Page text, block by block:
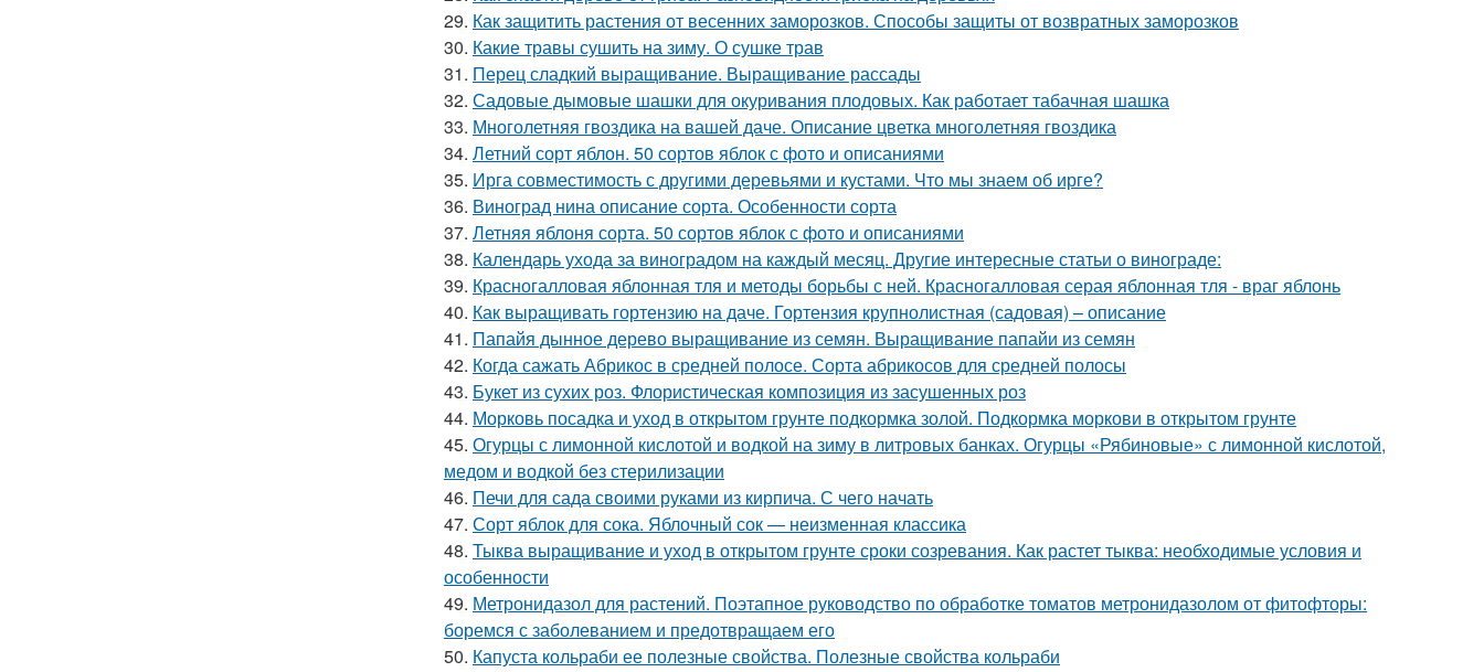
29. Как защитить растения от весенних заморозков. Способы защиты от возвратных заморозков
30. Какие травы сушить на зиму. О сушке трав
31. Перец сладкий выращивание. Выращивание рассады
32. Садовые дымовые шашки для окуривания плодовых. Как работает табачная шашка
33. Многолетняя гвоздика на вашей даче. Описание цветка многолетняя гвоздика
34. Летний сорт яблон. 50 сортов яблок с фото и описаниями
35. Ирга совместимость с другими деревьями и кустами. Что мы знаем об ирге?
36. Виноград нина описание сорта. Особенности сорта
37. Летняя яблоня сорта. 50 сортов яблок с фото и описаниями
38. Календарь ухода за виноградом на каждый месяц. Другие интересные статьи о винограде:
39. Красногалловая яблонная тля и методы борьбы с ней. Красногалловая серая яблонная тля - враг яблонь
40. Как выращивать гортензию на даче. Гортензия крупнолистная (садовая) – описание
41. Папайя дынное дерево выращивание из семян. Выращивание папайи из семян
42. Когда сажать Абрикос в средней полосе. Сорта абрикосов для средней полосы
43. Букет из сухих роз. Флористическая композиция из засушенных роз
44. Морковь посадка и уход в открытом грунте подкормка золой. Подкормка моркови в открытом грунте
45. Огурцы с лимонной кислотой и водкой на зиму в литровых банках. Огурцы «Рябиновые» с лимонной кислотой,
медом и водкой без стерилизации
46. Печи для сада своими руками из кирпича. С чего начать
47. Сорт яблок для сока. Яблочный сок — неизменная классика
48. Тыква выращивание и уход в открытом грунте сроки созревания. Как растет тыква: необходимые условия и
особенности
49. Метронидазол для растений. Поэтапное руководство по обработке томатов метронидазолом от фитофторы:
боремся с заболеванием и предотвращаем его
50. Капуста кольраби ее полезные свойства. Полезные свойства кольраби